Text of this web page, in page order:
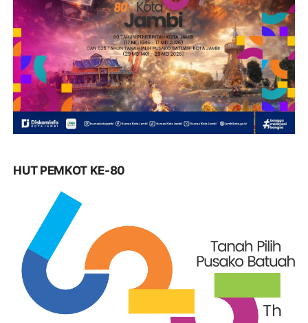
HUT PEMKOT KE-80